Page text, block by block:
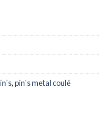
,pin's metal coulé